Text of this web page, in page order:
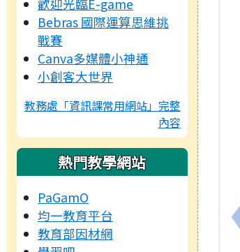
歡迎光臨E-game
Bebras 國際運算思維挑
戰賽
Canva多媒體小神通
小創客大世界
教務處「資訊課常用網站」完整
內容
熱門教學網站
PaGamO
均一教育平台
教育部因材網